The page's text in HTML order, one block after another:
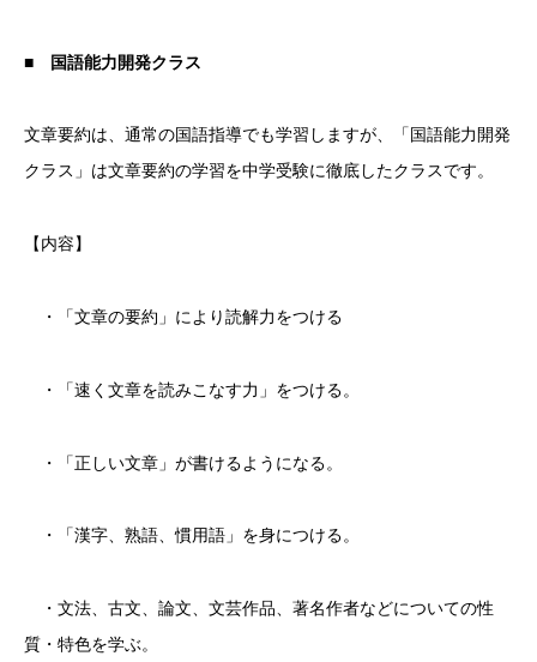
■ 国語能力開発クラス
文章要約は、通常の国語指導でも学習しますが、「国語能力開発
クラス」は文章要約の学習を中学受験に徹底したクラスです。
【内容】
・「文章の要約」により読解力をつける
・「速く文章を読みこなす力」をつける。
・「正しい文章」が書けるようになる。
・「漢字、熟語、慣用語」を身につける。
・文法、古文、論文、文芸作品、著名作者などについての性
質・特色を学ぶ。